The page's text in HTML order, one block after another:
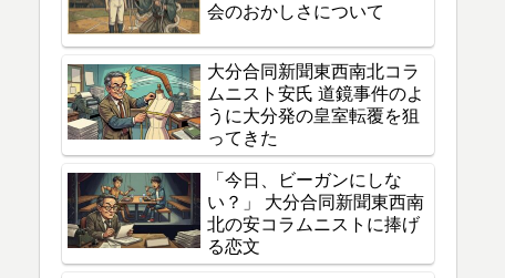
会のおかしさについて
大分合同新聞東西南北コラ
ムニスト安氏 道鏡事件のよ
うに大分発の皇室転覆を狙
ってきた
「今日、ビーガンにしな
い？」 大分合同新聞東西南
北の安コラムニストに捧げ
る恋文